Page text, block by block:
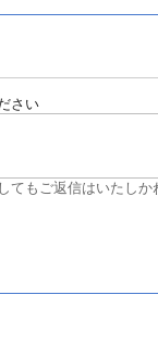
さい
てもご返信はいたしか